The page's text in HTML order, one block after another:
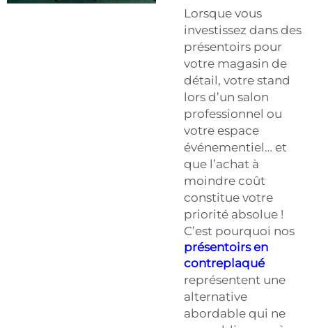
Lorsque vous
investissez dans des
présentoirs pour
votre magasin de
détail, votre stand
lors d’un salon
professionnel ou
votre espace
événementiel… et
que l’achat à
moindre coût
constitue votre
priorité absolue !
C’est pourquoi nos
présentoirs en
contreplaqué
représentent une
alternative
abordable qui ne